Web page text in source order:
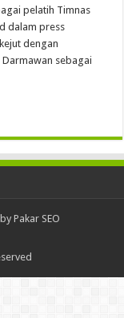
pelatih Timnas
dalam press
dengan
Darmawan sebagai
Pakar SEO